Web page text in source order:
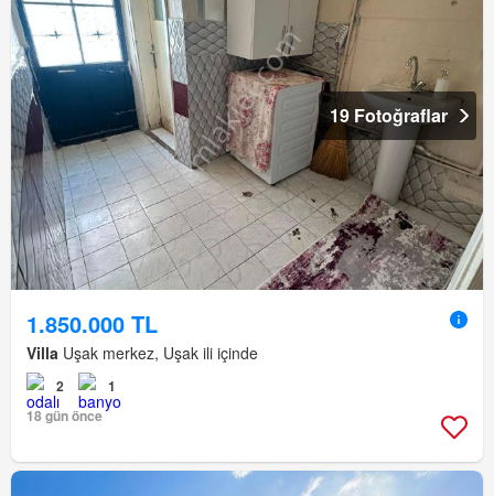
19 Fotoğraflar
1.850.000 TL
Villa Uşak merkez, Uşak ili içinde
2
1
18 gün önce